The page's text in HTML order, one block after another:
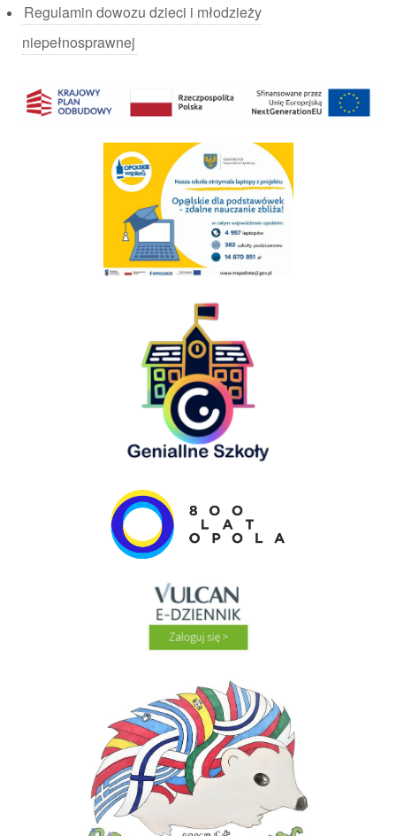
Regulamin dowozu dzieci i młodzieży
niepełnosprawnej